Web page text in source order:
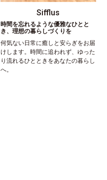
Sifflus
時間を忘れるような優雅なひとと
き、理想の暮らしづくりを
何気ない日常に癒しと安らぎをお届
けします。時間に追われず、ゆった
り流れるひとときをあなたの暮らし
へ。